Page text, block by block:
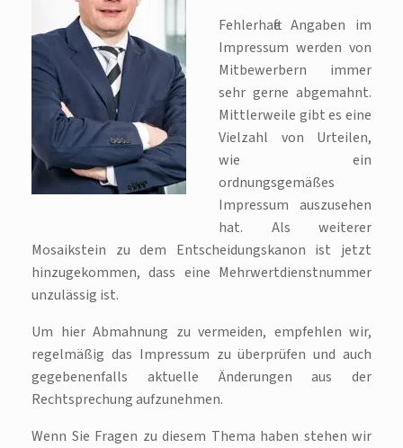
Fehlerhafte Angaben im
Impressum werden von
Mitbewerbern immer
sehr gerne abgemahnt.
Mittlerweile gibt es eine
Vielzahl von Urteilen,
wie ein
ordnungsgemäßes
Impressum auszusehen
hat. Als weiterer
Mosaikstein zu dem Entscheidungskanon ist jetzt
hinzugekommen, dass eine Mehrwertdienstnummer
unzulässig ist.
Um hier Abmahnung zu vermeiden, empfehlen wir,
regelmäßig das Impressum zu überprüfen und auch
gegebenenfalls aktuelle Änderungen aus der
Rechtsprechung aufzunehmen.
Wenn Sie Fragen zu diesem Thema haben stehen wir